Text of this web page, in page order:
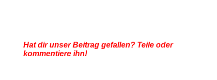
Hat dir unser Beitrag gefallen? Teile oder
kommentiere ihn!